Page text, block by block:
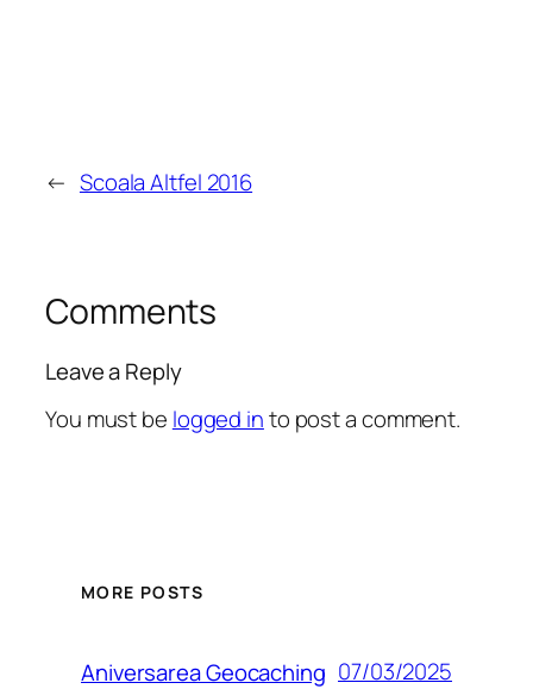
← Scoala Altfel 2016
Comments
Leave a Reply
You must be logged into post a comment.
MORE POSTS
Aniversarea Geocaching 07/03/2025